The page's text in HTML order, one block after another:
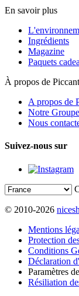
En savoir plus
Ingrédients
Magazine
Paquets
À propos de
A propos de
Notre Groupe
Nous
Suivez-nous sur
© 2010-2026
Mentions
Protection
Conditions
Déclaration
Paramètres
Résiliation